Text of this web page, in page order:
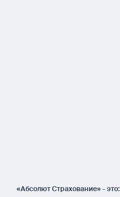
«Абсолют Страхование» - это: